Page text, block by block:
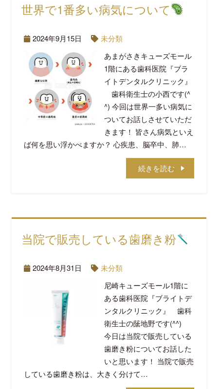
世界で1番多い病気について
2024年9月15日
未分類
あまがさきキューズモール
1階にある歯科医院『ブラ
イトデンタルクリニック』
歯科衛生士の小西です(^
^) 今回は世界一多い病気に
ついてお話しさせていただ
きます！ 皆さん病気といえ
ば何を思い浮かべますか？ 心疾患、脳卒中、肺…
続きを読む
当院で販売している歯磨き粉
2024年8月31日
未分類
尼崎キューズモール1階に
ある歯科医院『ブライトデ
ンタルクリニック』 歯科
衛生士の䕃地野です(^^)
今日は当院で販売している
歯磨き粉についてお話した
いと思います！ 当院で販売
している歯磨き粉は、大きく分けて…